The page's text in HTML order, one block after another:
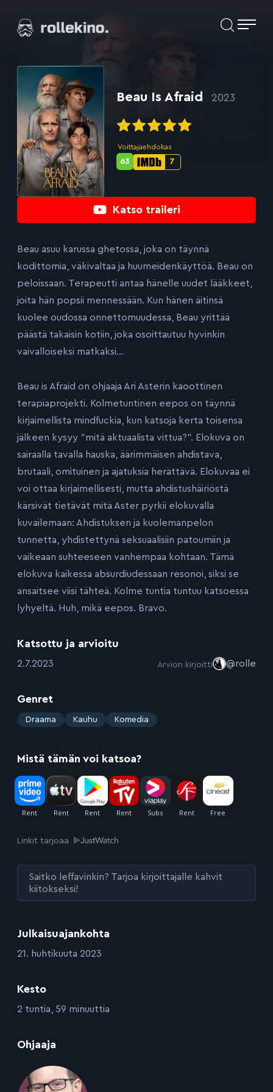
suoraan
Elokuvat ja elokuva-arviot | Rollekino.fi
jälkeen.
Katso traileri
Beau Is Afraid 2023
Voittajaehdokas
IMDb-
7
Metascore-
63
Julkaisuajankohta
:21. huhtikuuta 2023
Kesto
:2 tuntia, 59 minuuttia
Ohjaaja
Beau asuu karussa ghetossa, joka on täynnä
kodittomia, väkivaltaa ja huumeidenkäyttöä. Beau on
peloissaan. Terapeutti antaa hänelle uudet lääkkeet,
joita hän popsii mennessään. Kun hänen äitinsä
kuolee oudossa onnettomuudessa, Beau yrittää
päästä takaisin kotiin, joka osoittautuu hyvinkin
vaivalloiseksi matkaksi…
Beau is Afraid on ohjaaja Ari Asterin kaoottinen
terapiaprojekti. Kolmetuntinen eepos on täynnä
kirjaimellista mindfuckia, kun katsoja kerta toisensa
jälkeen kysyy ”mitä aktuaalista vittua?”. Elokuva on
sairaalla tavalla hauska, äärimmäisen ahdistava,
brutaali, omituinen ja ajatuksia herättävä. Elokuvaa ei
voi ottaa kirjaimellisesti, mutta ahdistushäiriöstä
kärsivät tietävät mitä Aster pyrkii elokuvalla
kuvailemaan: Ahdistuksen ja kuolemanpelon
tunnetta, yhdistettynä seksuaalisiin patoumiin ja
vaikeaan suhteeseen vanhempaa kohtaan. Tämä
elokuva kaikessa absurdiudessaan resonoi, siksi se
ansaitsee viisi tähteä. Kolme tuntia tuntuu katsoessa
lyhyeltä. Huh, mikä eepos. Bravo.
Katsottu ja arvioitu
:2.7.2023 Arvion kirjoitti @rolle
Genret
: Draama Kauhu Komedia
Mistä tämän voi katsoa?
Linkit tarjoaa
Saitko leffavinkin? Tarjoa kirjoittajalle kahvit
kiitokseksi!